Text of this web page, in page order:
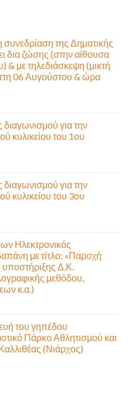
της Δημοτικής
δια ζώσης (στην αίθουσα
& με τηλεδιάσκεψη (μικτή
06 Αυγούστου & ώρα
για την
κυλικείου του 1ου
για την
κυλικείου του 3ου
Ηλεκτρονικός
με τίτλο: «Παροχή
υποστήριξης Δ.Κ.
μεθόδου,
κ.α.)
του γηπέδου
Πάρκο Αθλητισμού και
(Νιάρχος)